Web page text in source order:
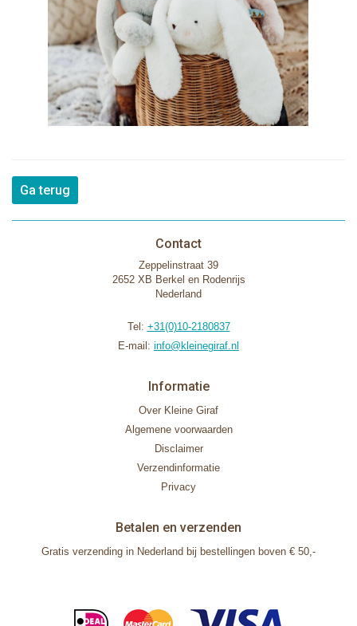
Ga terug
Contact
Zeppelinstraat 39
2652 XB Berkel en Rodenrijs
Nederland
Tel: +31(0)10-2180837
E-mail: info@kleinegiraf.nl
Informatie
Over Kleine Giraf
Algemene voorwaarden
Disclaimer
Verzendinformatie
Privacy
Betalen en verzenden
Gratis verzending in Nederland bij bestellingen boven € 50,-